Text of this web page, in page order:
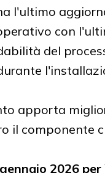
l'ultimo
con
del
apporta
il componente
2026